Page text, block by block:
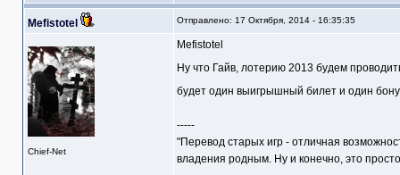
Mefistotel Отправлено: 17 Октября, 2014 - 16:35:35
Chief-Net
Mefistotel
Ну что Гайв, лотерию 2013 будем
будет один выигрышный билет и один
-----
"Перевод старых игр - отличная
владения родным. Ну и конечно, это